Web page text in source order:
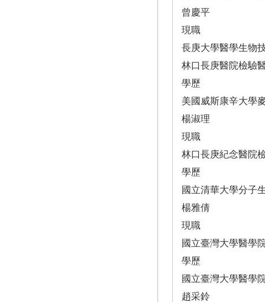
曾慶平
現職
長庚大學醫學生物
林口長庚醫院檢驗
學歷
美國威斯康辛大學
楊淑理
現職
林口長庚紀念醫院
學歷
國立清華大學分子
楊雅倩
現職
國立臺灣大學醫學
學歷
國立臺灣大學醫學
趙采鈴